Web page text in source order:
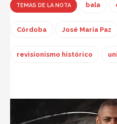
TEMAS DE LA NOTA bala
Córdoba José María Paz
revisionismo histórico